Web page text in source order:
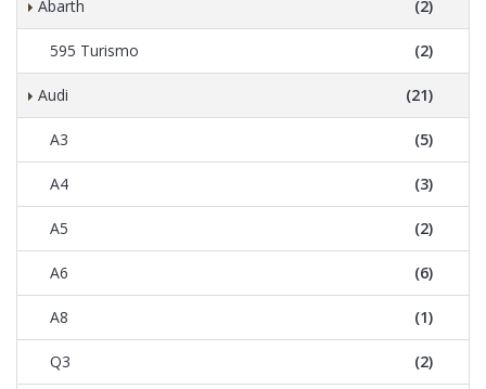
Abarth (2)
595 Turismo (2)
Audi (21)
A3 (5)
A4 (3)
A5 (2)
A6 (6)
A8 (1)
Q3 (2)